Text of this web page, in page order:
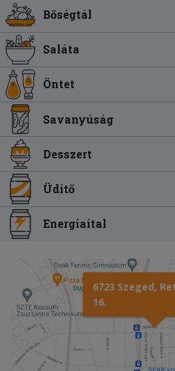
Bőségtál
Saláta
Öntet
Savanyúság
Desszert
Üdítő
Energiaital
6723 Szeged,
16.